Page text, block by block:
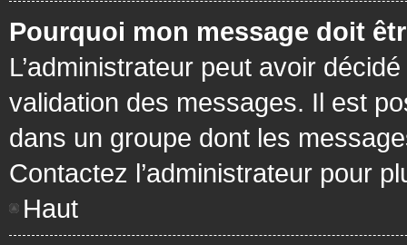
Pourquoi mon message doit
L’administrateur peut avoir
validation des messages. Il est
dans un groupe dont les
Contactez l’administrateur pour
Haut